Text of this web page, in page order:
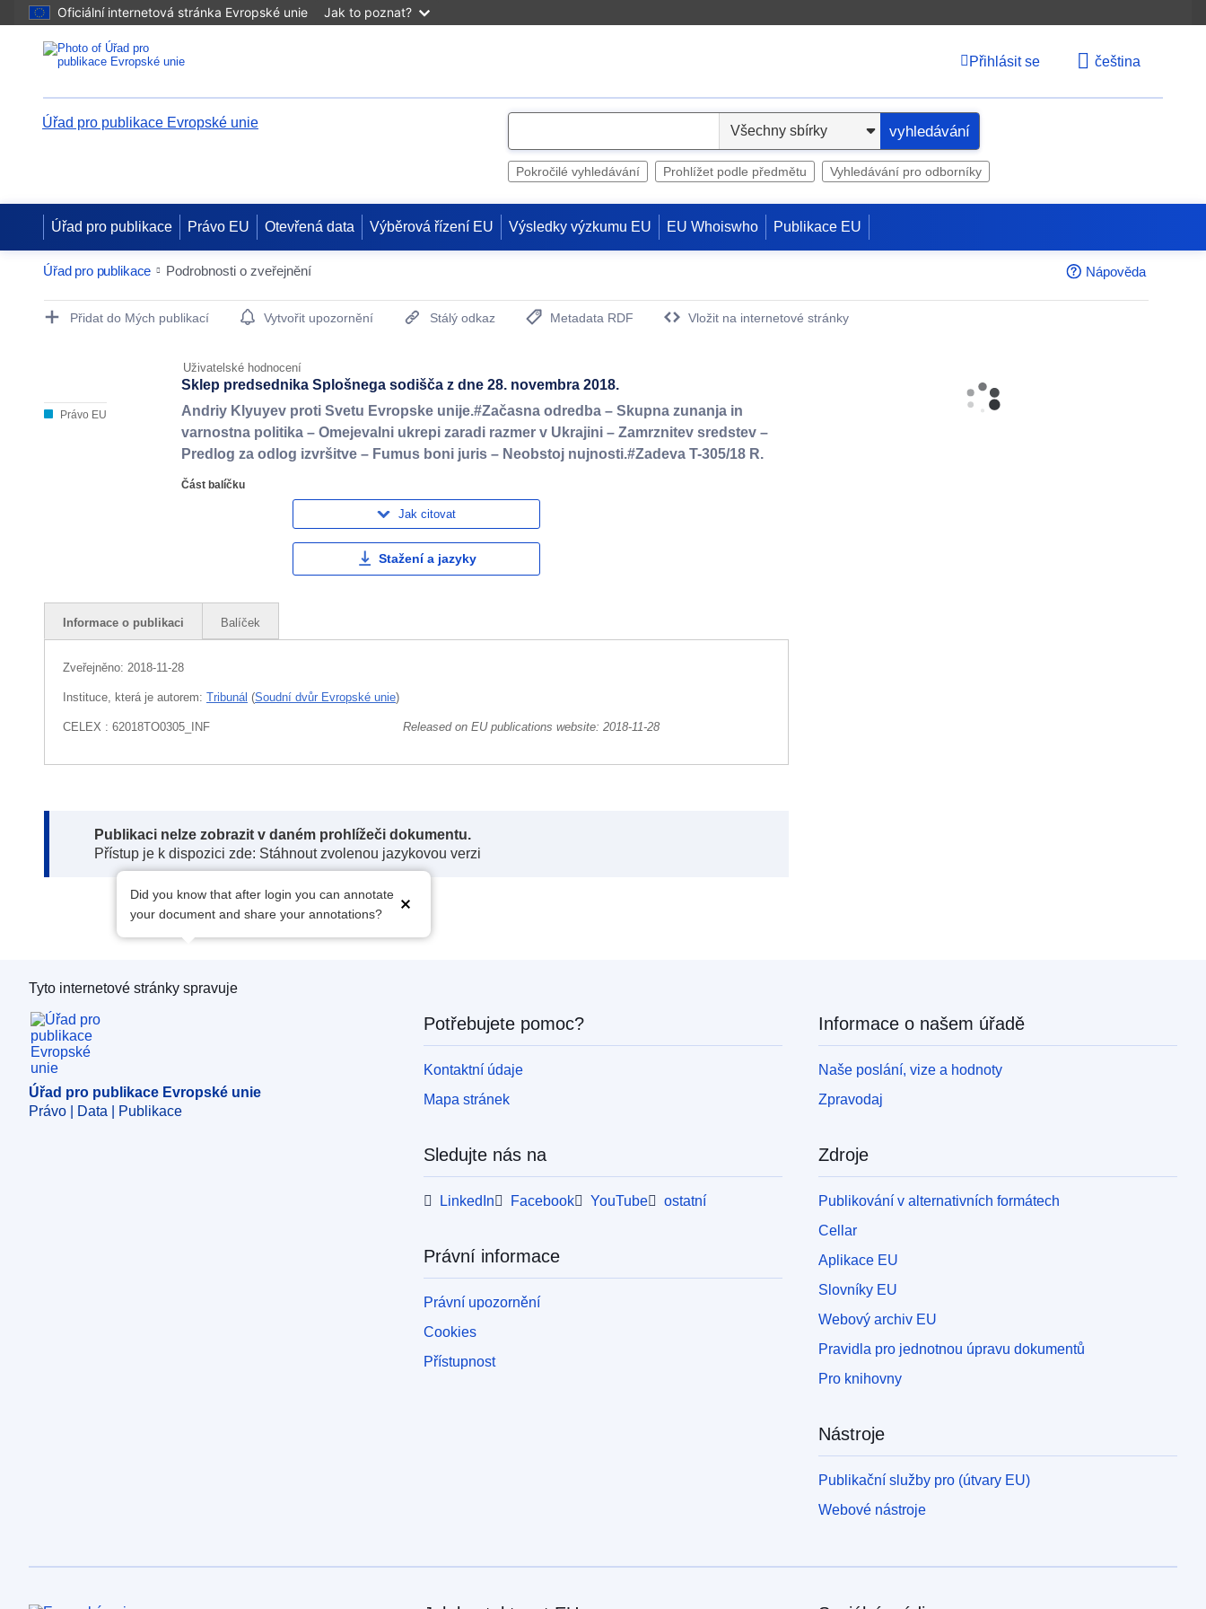
Oficiální internetová stránka Evropské unie Jak to poznat?
Přihlásit se čeština
Úřad pro publikace Evropské unie
e
vyhledávání
Pokročilé vyhledávání Prohlížet podle předmětu Vyhledávání pro odborníky
Úřad pro publikace Právo EU Otevřená data Výběrová řízení EU Výsledky výzkumu EU EU Whoiswho Publikace EU
Úřad pro publikace Podrobnosti o zveřejnění Nápověda
Publication Detail Actions Portlet
Přidat do Mých publikací Vytvořit upozornění Stálý odkaz
Metadata RDF
Vložit na internetové stránky
Uživatelské hodnocení
Právo EU
Sklep predsednika Splošnega sodišča z dne 28. novembra 2018.
Andriy Klyuyev proti Svetu Evropske unije.#Začasna odredba – Skupna zunanja in
varnostna politika – Omejevalni ukrepi zaradi razmer v Ukrajini – Zamrznitev sredstev –
Predlog za odlog izvršitve – Fumus boni juris – Neobstoj nujnosti.#Zadeva T-305/18 R.
Část balíčku
Jak citovat
Stažení a jazyky
Informace o publikaci Balíček
Zveřejněno: 2018-11-28
Instituce, která je autorem: Tribunál (Soudní dvůr Evropské unie)
CELEX : 62018TO0305_INF Released on EU publications website: 2018-11-28
Note:
Publikaci nelze zobrazit v daném prohlížeči dokumentu.
Přístup je k dispozici zde: Stáhnout zvolenou jazykovou verzi
Did you know that after login you can annotate
your document and share your annotations?
Úřad pro publikace Evropské unie
Tyto internetové stránky spravuje
Úřad pro publikace Evropské unie
Právo | Data | Publikace
Potřebujete pomoc?
Kontaktní údaje
Mapa stránek
Sledujte nás na
LinkedIn Facebook YouTube ostatní
Právní informace
Právní upozornění
Cookies
Přístupnost
Informace o našem úřadě
Naše poslání, vize a hodnoty
Zpravodaj
Zdroje
Publikování v alternativních formátech
Cellar
Aplikace EU
Slovníky EU
Webový archiv EU
Pravidla pro jednotnou úpravu dokumentů
Pro knihovny
Nástroje
Publikační služby pro (útvary EU)
Webové nástroje